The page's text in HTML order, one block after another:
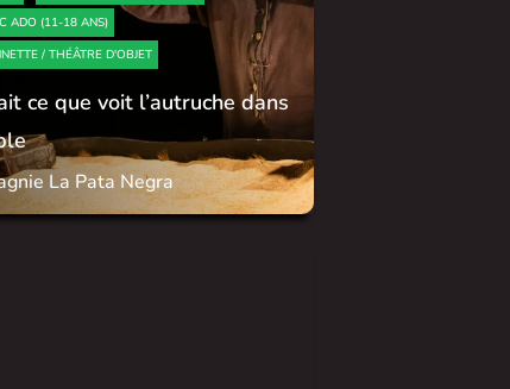
ADO (11-18 ANS)
/ THÉÂTRE D'OBJET
ce que voit l’autruche dans
La Pata Negra